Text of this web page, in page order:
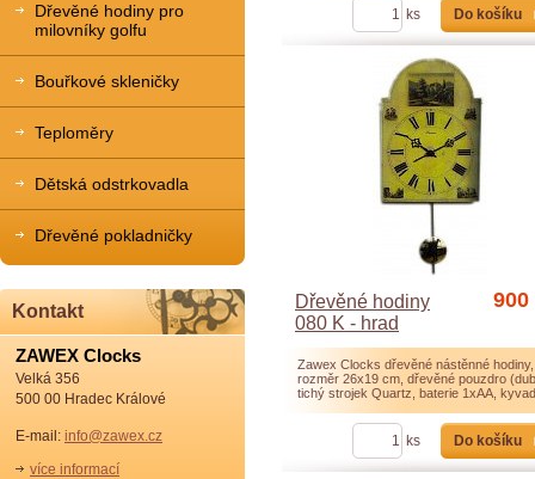
ks Do košíku
Dřevěné hodiny
080 K - hrad
900
Zawex Clocks dřevěné nástěnné hodiny,
rozměr 26x19 cm, dřevěné pouzdro
tichý strojek Quartz, baterie 1xAA,
ks Do košíku
Dřevěné hodiny pro
milovníky golfu
Bouřkové skleničky
Teploměry
Dětská odstrkovadla
Dřevěné pokladničky
Kontakt
ZAWEX Clocks
Velká 356
500 00 Hradec Králové
E-mail: info@zawex.cz
více informací